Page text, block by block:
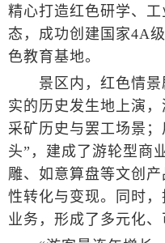
精心打造红色研学、
态，成功创建国家4A
色教育基地。
景区内，红色情景
实的历史发生地上演
采矿历史与罢工场景
头”，建成了游轮型商
雕、如意算盘等文创
性转化与变现。同时
业务，形成了多元化、